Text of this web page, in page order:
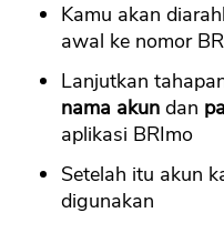
Kamu akan
awal ke nomor
Lanjutkan
nama akun dan
aplikasi BRImo
Setelah itu akun
digunakan